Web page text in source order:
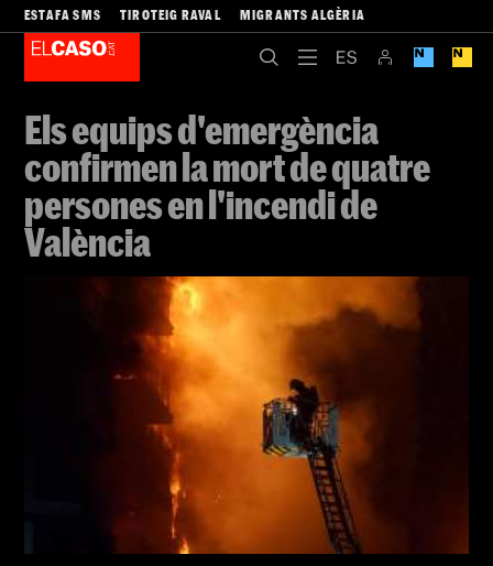
ESTAFA SMS TIROTEIG RAVAL MIGRANTS ALGÈRIA
Els equips d'emergència
confirmen la mort de quatre
persones en l'incendi de
València